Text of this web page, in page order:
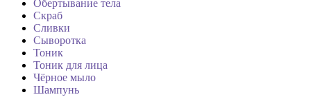
Обертывание тела
Скраб
Сливки
Сыворотка
Тоник
Тоник для лица
Чёрное мыло
Шампунь